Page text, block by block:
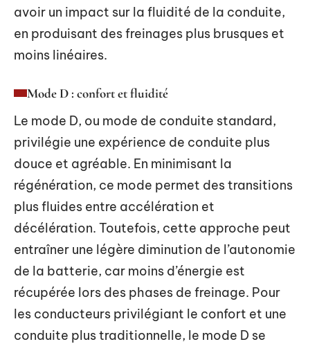
avoir un impact sur la fluidité de la conduite,
en produisant des freinages plus brusques et
moins linéaires.
Mode D : confort et fluidité
Le mode D, ou mode de conduite standard,
privilégie une expérience de conduite plus
douce et agréable. En minimisant la
régénération, ce mode permet des transitions
plus fluides entre accélération et
décélération. Toutefois, cette approche peut
entraîner une légère diminution de l’autonomie
de la batterie, car moins d’énergie est
récupérée lors des phases de freinage. Pour
les conducteurs privilégiant le confort et une
conduite plus traditionnelle, le mode D se